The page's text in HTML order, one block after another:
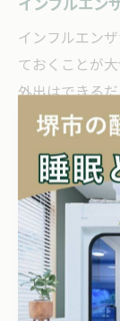
インフルエン
ておくことが
外出はできる
クの着用を徹
外出時は、マ
コールを携帯
しょう。公共
特に注意が必
外出を控える判